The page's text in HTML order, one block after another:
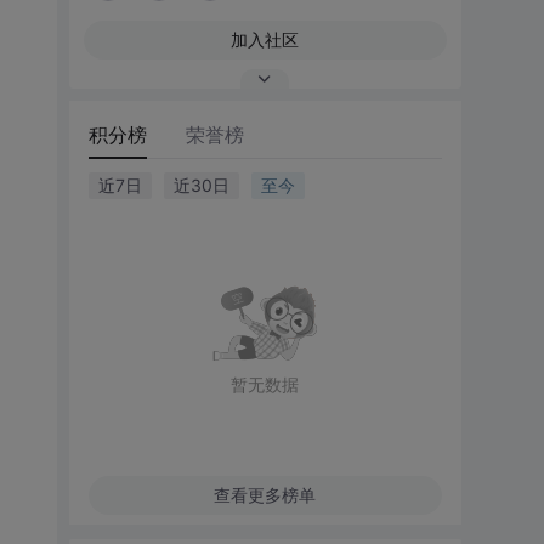
加入社区
积分榜 荣誉榜
近7日 近30日 至今
暂无数据
查看更多榜单